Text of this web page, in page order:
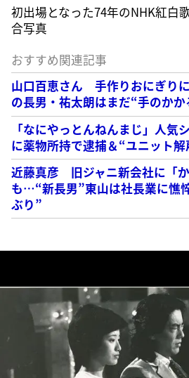
初出場となった74年のNHK紅白
合写真
おすすめ関連記事
山口百恵さん 手作りおにぎり
の長男・祐太朗はまだ“手のか
「なにやっとんねんまじ」人気
に薬物所持で逮捕＆“ユニット
近藤真彦 旧ジャニ新会社に「
も…“新長男”東山は社長業に憔
ぶり”